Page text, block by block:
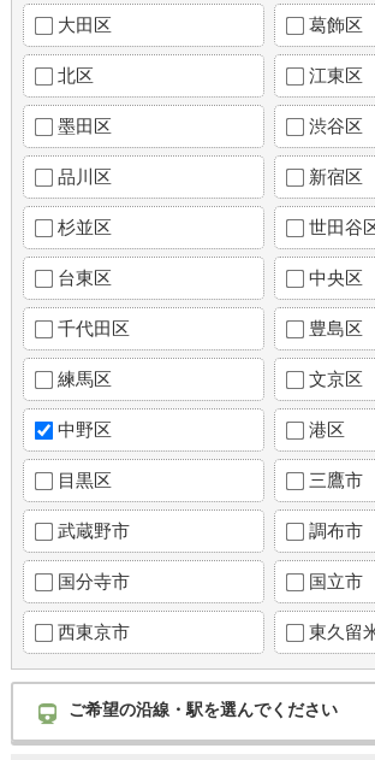
大田区 葛飾区
北区 江東区
墨田区 渋谷区
品川区 新宿区
杉並区 世田谷
台東区 中央区
千代田区 豊島区
練馬区 文京区
中野区 港区
目黒区 三鷹市
武蔵野市 調布市
国分寺市 国立市
西東京市 東久留
ご希望の沿線・駅を選んでください